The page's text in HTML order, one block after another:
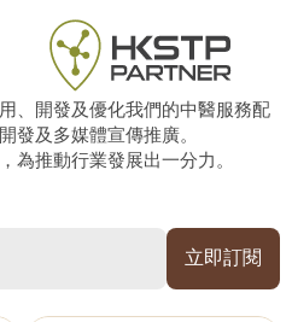
、開發及優化我們的中醫服務配
發及多媒體宣傳推廣。
為推動行業發展出一分力。